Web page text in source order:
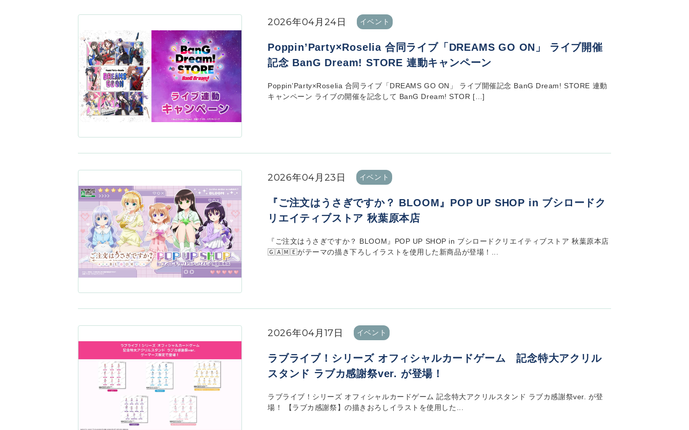
2026年04月24日 イベント
Poppin’Party×Roselia 合同ライブ「DREAMS GO ON」 ライブ開催
記念 BanG Dream! STORE 連動キャンペーン
Poppin’Party×Roselia 合同ライブ「DREAMS GO ON」 ライブ開催記念 BanG Dream! STORE 連動
キャンペーン ライブの開催を記念して BanG Dream! STOR […]
2026年04月23日 イベント
『ご注文はうさぎですか？ BLOOM』POP UP SHOP in ブシロードク
リエイティブストア 秋葉原本店
『ご注文はうさぎですか？ BLOOM』POP UP SHOP in ブシロードクリエイティブストア 秋葉原本店
🄶🄰🄼🄴がテーマの描き下ろしイラストを使用した新商品が登場！...
2026年04月17日 イベント
ラブライブ！シリーズ オフィシャルカードゲーム 記念特大アクリル
スタンド ラブカ感謝祭ver. が登場！
ラブライブ！シリーズ オフィシャルカードゲーム 記念特大アクリルスタンド ラブカ感謝祭ver. が登
場！ 【ラブカ感謝祭】の描きおろしイラストを使用した...